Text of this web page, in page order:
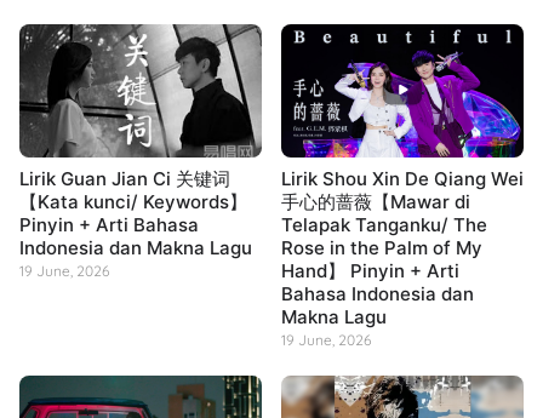
Lirik Guan Jian Ci 关键词
【Kata kunci/ Keywords】
Pinyin + Arti Bahasa
Indonesia dan Makna Lagu
19 June, 2026
Lirik Shou Xin De Qiang Wei
手心的蔷薇【Mawar di
Telapak Tanganku/ The
Rose in the Palm of My
Hand】 Pinyin + Arti
Bahasa Indonesia dan
Makna Lagu
19 June, 2026